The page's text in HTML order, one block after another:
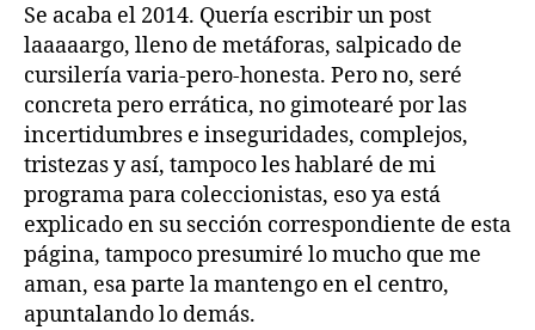
Se acaba el 2014. Quería escribir un post
laaaaargo, lleno de metáforas, salpicado de
cursilería varia-pero-honesta. Pero no, seré
concreta pero errática, no gimotearé por las
incertidumbres e inseguridades, complejos,
tristezas y así, tampoco les hablaré de mi
programa para coleccionistas, eso ya está
explicado en su sección correspondiente de esta
página, tampoco presumiré lo mucho que me
aman, esa parte la mantengo en el centro,
apuntalando lo demás.